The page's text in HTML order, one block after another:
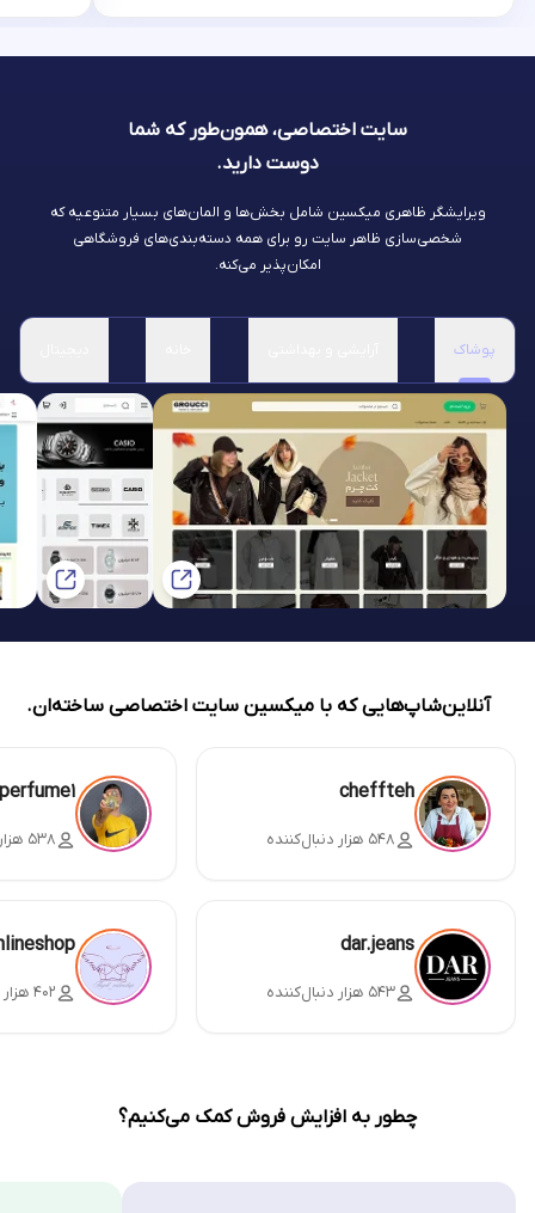
سایت اختصاصی، همون‌طور که شما
دوست دارید.
ویرایشگر ظاهری میکسین شامل بخش‌ها و المان‌های بسیار متنوعیه که
شخصی‌سازی ظاهر سایت رو برای همه دسته‌بندی‌های فروشگاهی
امکان‌پذیر می‌کنه.
پوشاک
آنلاین‌شاپ‌هایی که با میکسین سایت اختصاصی ساخته‌ان.
cheffteh
۵۴۸ هزار دنبال‌کننده ۵۳۸ هزار دنبال‌کننده
dar.jeans
۵۴۳ هزار دنبال‌کننده ۴۰۲ هزار دنبال‌کننده
چطور به افزایش فروش کمک می‌کنیم؟